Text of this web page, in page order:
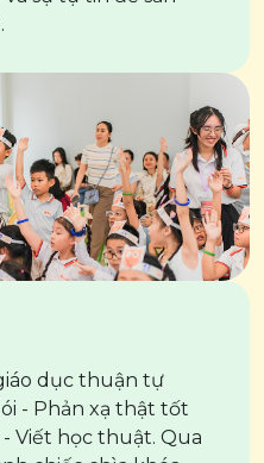
dục thuận tự
- Phản xạ thật tốt
Viết học thuật. Qua